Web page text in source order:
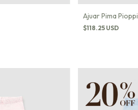
Ajuar Pima Pioppi
$118.25 USD